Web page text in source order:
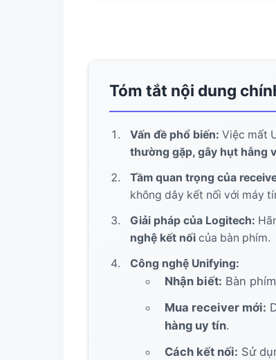
10. Lời khuyên cuối cùng từ
11. Các câu hỏi thường gặp (FAQ)
Tóm tắt nội dung
Vấn đề phổ biến: Việc mất
thường gặp, gây hụt hẫng
Tầm quan trọng của
không dây kết nối với máy
Giải pháp của Logitech:
nghệ kết nối của bàn phím.
Công nghệ Unifying:
Nhận biết: Bàn
Mua receiver mới:
hàng uy tín.
Cách kết nối: Sử